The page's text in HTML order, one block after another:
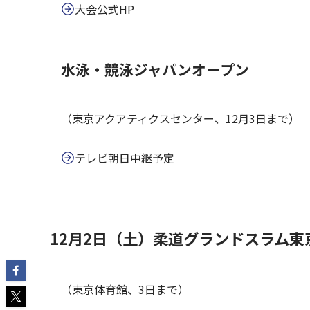
大会公式HP
水泳・競泳ジャパンオープン
（東京アクアティクスセンター、12月3日まで）
テレビ朝日中継予定
12月2日（土）柔道グランドスラム東
（東京体育館、3日まで）